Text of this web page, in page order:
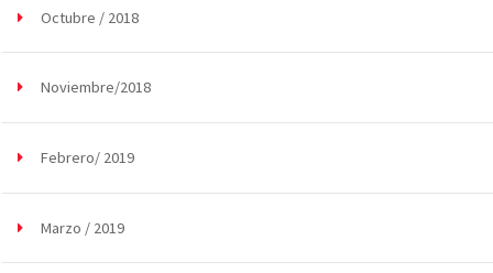
Octubre / 2018
Noviembre/2018
Febrero/ 2019
Marzo / 2019